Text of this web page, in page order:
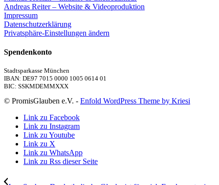
Andreas Reiter – Website & Videoproduktion
Impressum
Datenschutzerklärung
Privatsphäre-Einstellungen ändern
Spendenkonto
Stadtsparkasse München
IBAN: DE97 7015 0000 1005 0614 01
BIC: SSKMDEMMXXX
© PromisGlauben e.V. - Enfold WordPress Theme by Kriesi
Link zu Facebook
Link zu Instagram
Link zu Youtube
Link zu X
Link zu WhatsApp
Link zu Rss dieser Seite